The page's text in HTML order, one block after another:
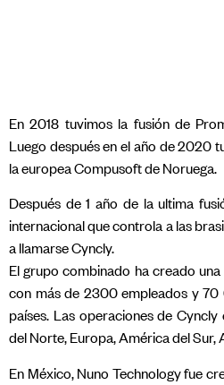
En 2018 tuvimos la fusión de
Luego después en el año de 2020
la europea Compusoft de Noruega.
Después de 1 año de la ultima
internacional que controla a las
a llamarse Cyncly.
El grupo combinado ha creado
con más de 2300 empleados y
países. Las operaciones de
del Norte, Europa, América del Sur,
En México, Nuno Technology fue